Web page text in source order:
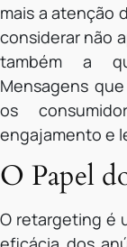
mais a atenção
considerar não
também a
Mensagens
os
engajamento e
O Papel
O retargeting é